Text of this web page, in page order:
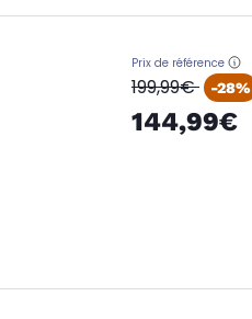
Prix de référence
oldPrice
199,99€ -28%
144,99€